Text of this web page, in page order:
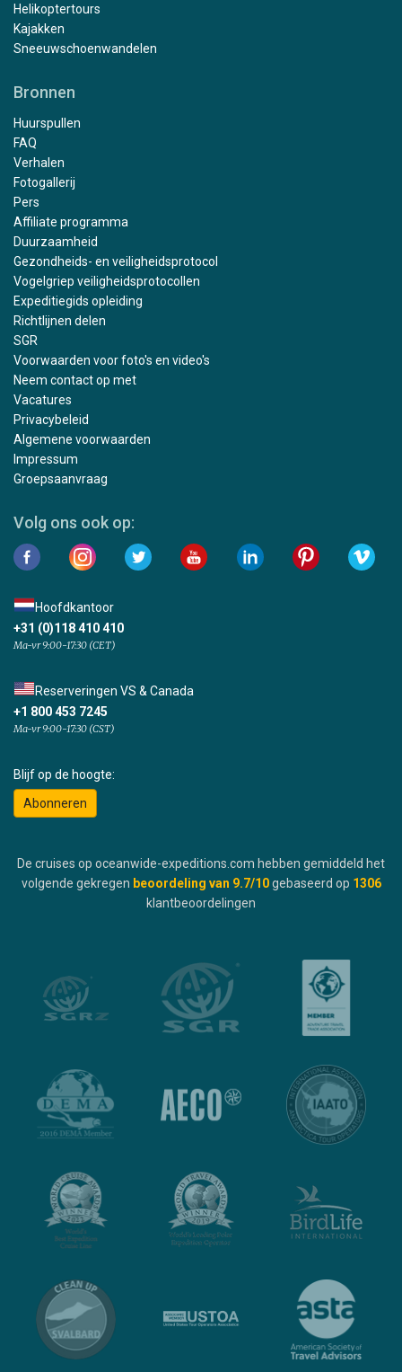
Helikoptertours
Kajakken
Sneeuwschoenwandelen
Bronnen
Huurspullen
FAQ
Verhalen
Fotogallerij
Pers
Affiliate programma
Duurzaamheid
Gezondheids- en veiligheidsprotocol
Vogelgriep veiligheidsprotocollen
Expeditiegids opleiding
Richtlijnen delen
SGR
Voorwaarden voor foto's en video's
Neem contact op met
Vacatures
Privacybeleid
Algemene voorwaarden
Impressum
Groepsaanvraag
Volg ons ook op:
Hoofdkantoor
+31 (0)118 410 410
Ma-vr 9:00-17:30 (CET)
Reserveringen VS & Canada
+1 800 453 7245
Ma-vr 9:00-17:30 (CST)
Blijf op de hoogte:
Abonneren
De cruises op oceanwide-expeditions.com hebben gemiddeld het
volgende gekregen beoordeling van 9.7/10 gebaseerd op 1306
klantbeoordelingen